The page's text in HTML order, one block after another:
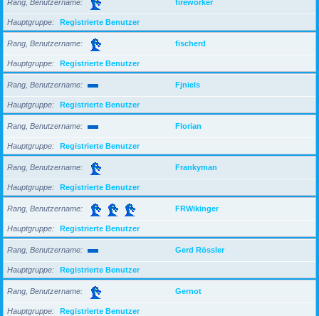
Rang, Benutzername fireworker
Hauptgruppe Registrierte Benutzer
Rang, Benutzername fischerd
Hauptgruppe Registrierte Benutzer
Rang, Benutzername Fjniels
Hauptgruppe Registrierte Benutzer
Rang, Benutzername Florian
Hauptgruppe Registrierte Benutzer
Rang, Benutzername Frankyman
Hauptgruppe Registrierte Benutzer
Rang, Benutzername FRWikinger
Hauptgruppe Registrierte Benutzer
Rang, Benutzername Gerd Rössler
Hauptgruppe Registrierte Benutzer
Rang, Benutzername Gernot
Hauptgruppe Registrierte Benutzer